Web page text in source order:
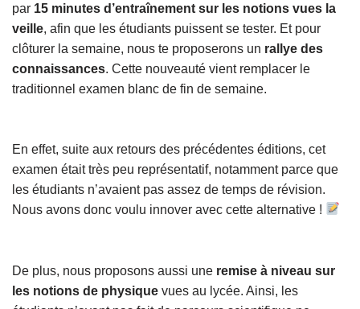
par 15 minutes d’entraînement sur les notions vues la
veille, afin que les étudiants puissent se tester. Et pour
clôturer la semaine, nous te proposerons un rallye des
connaissances. Cette nouveauté vient remplacer le
traditionnel examen blanc de fin de semaine.
En effet, suite aux retours des précédentes éditions, cet
examen était très peu représentatif, notamment parce que
les étudiants n’avaient pas assez de temps de révision.
Nous avons donc voulu innover avec cette alternative !
De plus, nous proposons aussi une remise à niveau sur
les notions de physique vues au lycée. Ainsi, les